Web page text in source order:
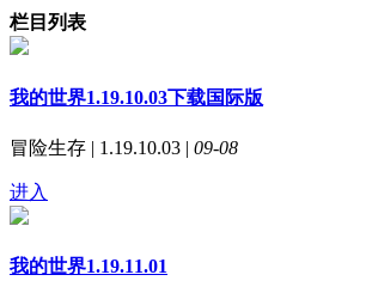
栏目列表
我的世界1.19.10.03下载国际版
冒险生存 | 1.19.10.03 | 09-08
进入
我的世界1.19.11.01